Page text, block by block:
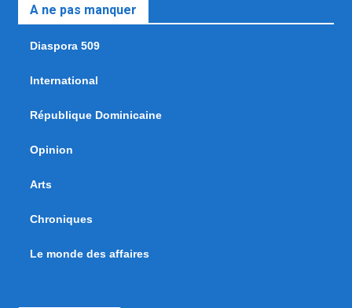
A ne pas manquer
Diaspora 509
International
République Dominicaine
Opinion
Arts
Chroniques
Le monde des affaires